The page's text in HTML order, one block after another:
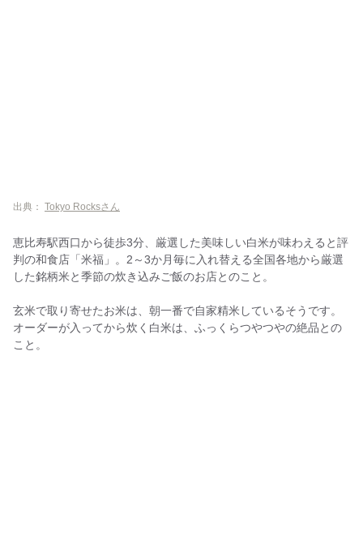
出典： Tokyo Rocksさん
恵比寿駅西口から徒歩3分、厳選した美味しい白米が味わえると評
判の和食店「米福」。2～3か月毎に入れ替える全国各地から厳選
した銘柄米と季節の炊き込みご飯のお店とのこと。
玄米で取り寄せたお米は、朝一番で自家精米しているそうです。
オーダーが入ってから炊く白米は、ふっくらつやつやの絶品との
こと。